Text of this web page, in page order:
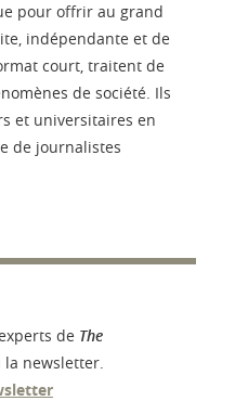
pour offrir au grand
indépendante et de
court, traitent de
de société. Ils
et universitaires en
de journalistes
de The
la newsletter.